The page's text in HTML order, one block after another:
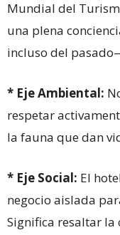
Mundial del
una plena
incluso del
* Eje Ambiental:
respetar
la fauna que dan
* Eje Social: El
negocio aislada
Significa resaltar